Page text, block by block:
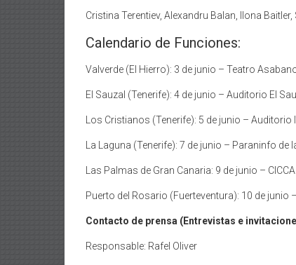
Cristina Terentiev, Alexandru Balan, Ilona
Calendario de Funciones:
Valverde (El Hierro): 3 de junio – Teatro
El Sauzal (Tenerife): 4 de junio – Auditorio El
Los Cristianos (Tenerife): 5 de junio – Auditorio
La Laguna (Tenerife): 7 de junio – Paraninfo de la
Las Palmas de Gran Canaria: 9 de junio – CICCA.
Puerto del Rosario (Fuerteventura): 10 de junio
Contacto de prensa (Entrevistas e
Responsable: Rafel Oliver